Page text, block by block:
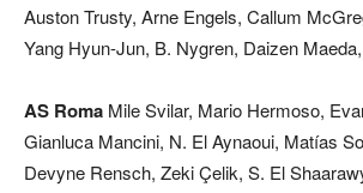
Auston Trusty, Arne Engels, Callum
Yang Hyun-Jun, B. Nygren, Daizen
AS Roma Mile Svilar, Mario Hermoso,
Gianluca Mancini, N. El Aynaoui, Matías
Devyne Rensch, Zeki Çelik, S. El